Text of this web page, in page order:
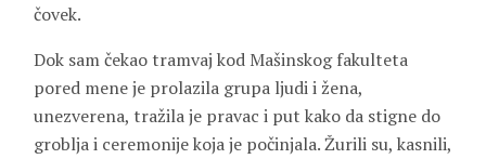
čovek.
Dok sam čekao tramvaj kod Mašinskog fakulteta
pored mene je prolazila grupa ljudi i žena,
unezverena, tražila je pravac i put kako da stigne do
groblja i ceremonije koja je počinjala. Žurili su, kasnili,